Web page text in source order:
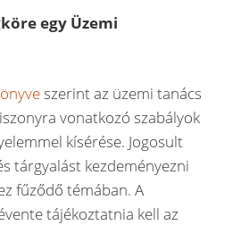
egy Üzemi
szerint az üzemi tanács
vonatkozó szabályok
kísérése. Jogosult
tárgyalást kezdeményezni
fűződő témában. A
tájékoztatnia kell az